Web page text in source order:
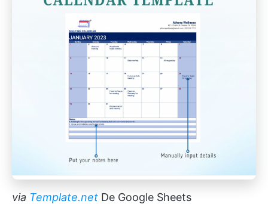
via Template.net De Google Sheets